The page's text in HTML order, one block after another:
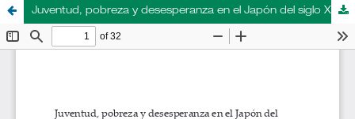
Juventud, pobreza y desesperanza en el Japón del siglo XXI